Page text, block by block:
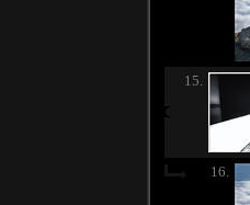
15.
16.